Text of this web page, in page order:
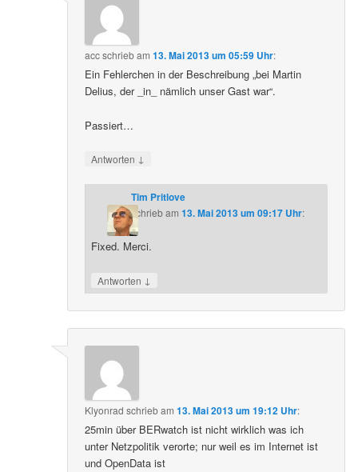
accschriebam13. Mai 2013 um 05:59 Uhr:
Ein Fehlerchen in der Beschreibung „bei Martin
Delius, der _in_ nämlich unser Gast war“.
Passiert…
Antworten ↓
Tim Pritlove
schriebam 13. Mai 2013 um 09:17 Uhr:
Fixed. Merci.
Antworten ↓
Klyonrad schriebam13. Mai 2013 um 19:12 Uhr:
25min über BERwatch ist nicht wirklich was ich
unter Netzpolitik verorte; nur weil es im Internet ist
und OpenData ist